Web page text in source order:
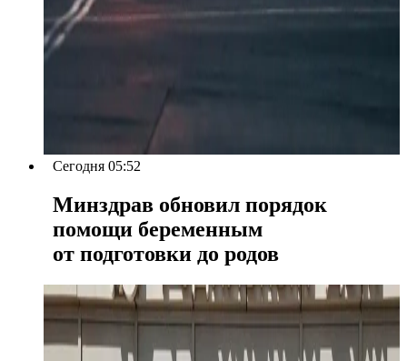
Сегодня 05:52
Минздрав обновил порядок
помощи беременным
от подготовки до родов